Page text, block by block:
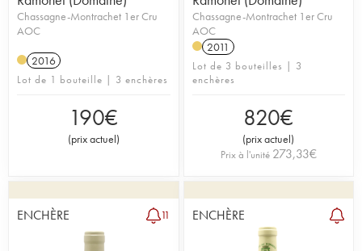
Chassagne-Montrachet 1er Cru
AOC
2016
Lot de 1 bouteille | 3 enchères
190€
(prix actuel)
Chassagne-Montrachet 1er Cru
AOC
2011
Lot de 3 bouteilles | 3
enchères
820€
(prix actuel)
Prix à l'unité 273,33€
ENCHÈRE 11 ENCHÈRE